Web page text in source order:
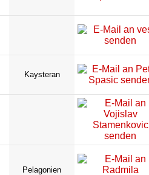
Kaysteran
Pelagonien